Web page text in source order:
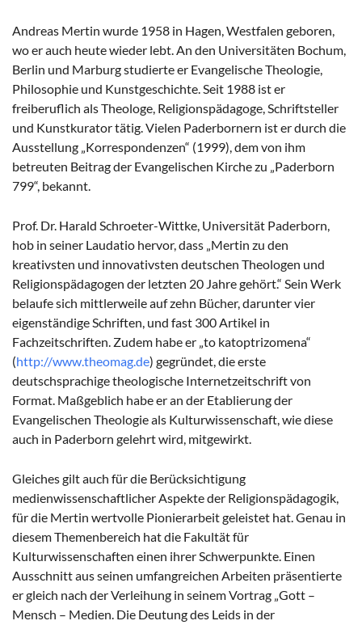
Andreas Mertin wurde 1958 in Hagen, Westfalen geboren,
wo er auch heute wieder lebt. An den Universitäten Bochum,
Berlin und Marburg studierte er Evangelische Theologie,
Philosophie und Kunstgeschichte. Seit 1988 ist er
freiberuflich als Theologe, Religionspädagoge, Schriftsteller
und Kunstkurator tätig. Vielen Paderbornern ist er durch die
Ausstellung „Korrespondenzen“ (1999), dem von ihm
betreuten Beitrag der Evangelischen Kirche zu „Paderborn
799“, bekannt.
Prof. Dr. Harald Schroeter-Wittke, Universität Paderborn,
hob in seiner Laudatio hervor, dass „Mertin zu den
kreativsten und innovativsten deutschen Theologen und
Religionspädagogen der letzten 20 Jahre gehört.“ Sein Werk
belaufe sich mittlerweile auf zehn Bücher, darunter vier
eigenständige Schriften, und fast 300 Artikel in
Fachzeitschriften. Zudem habe er „to katoptrizomena“
(http://www.theomag.de) gegründet, die erste
deutschsprachige theologische Internetzeitschrift von
Format. Maßgeblich habe er an der Etablierung der
Evangelischen Theologie als Kulturwissenschaft, wie diese
auch in Paderborn gelehrt wird, mitgewirkt.
Gleiches gilt auch für die Berücksichtigung
medienwissenschaftlicher Aspekte der Religionspädagogik,
für die Mertin wertvolle Pionierarbeit geleistet hat. Genau in
diesem Themenbereich hat die Fakultät für
Kulturwissenschaften einen ihrer Schwerpunkte. Einen
Ausschnitt aus seinen umfangreichen Arbeiten präsentierte
er gleich nach der Verleihung in seinem Vortrag „Gott –
Mensch – Medien. Die Deutung des Leids in der